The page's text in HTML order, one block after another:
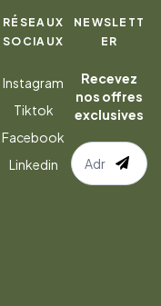
RÉSEAUX
SOCIAUX
Instagram
Tiktok
Facebook
Linkedin
NEWSLETT
ER
Recevez
nos offres
exclusives
S’abonner
à